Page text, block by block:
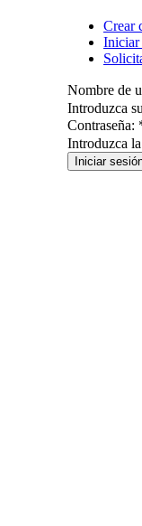
Crear
Iniciar
Nombre de
Introduzca
Contraseña:
Introduzca